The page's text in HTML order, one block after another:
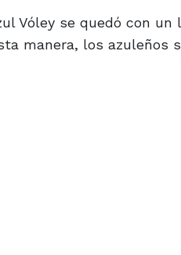
Vóley se quedó con
manera, los